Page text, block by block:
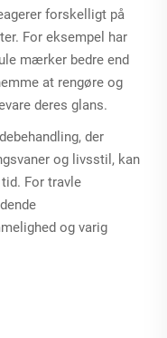
forskelligt på
For eksempel har
mærker bedre end
at rengøre og
deres glans.
der
og livsstil, kan
For travle
og varig